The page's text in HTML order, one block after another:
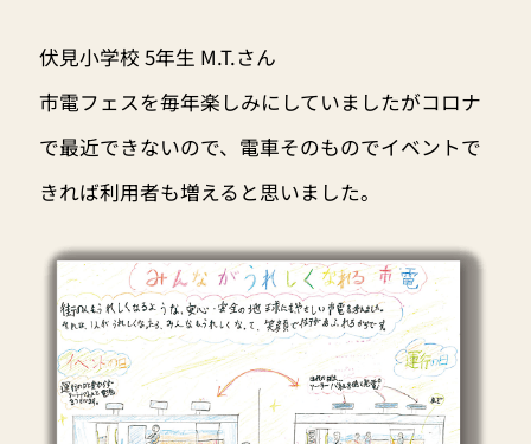
伏見小学校 5年生 M.T.さん
市電フェスを毎年楽しみにしていましたがコロナ
で最近できないので、電車そのものでイベントで
きれば利用者も増えると思いました。